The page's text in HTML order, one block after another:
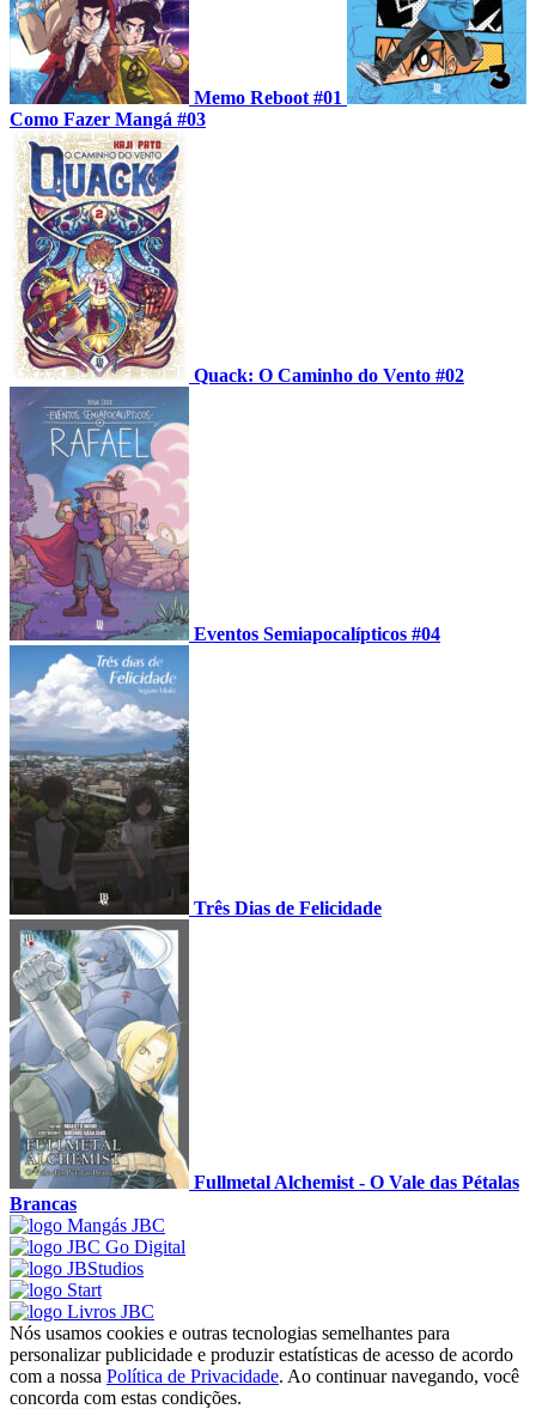
Memo Reboot #01
Como Fazer Mangá #03
Quack: O Caminho do Vento #02
Eventos Semiapocalípticos #04
Três Dias de Felicidade
Fullmetal Alchemist - O Vale das Pétalas
Brancas
Nós usamos cookies e outras tecnologias semelhantes para
personalizar publicidade e produzir estatísticas de acesso de acordo
com a nossa Política de Privacidade. Ao continuar navegando, você
concorda com estas condições.